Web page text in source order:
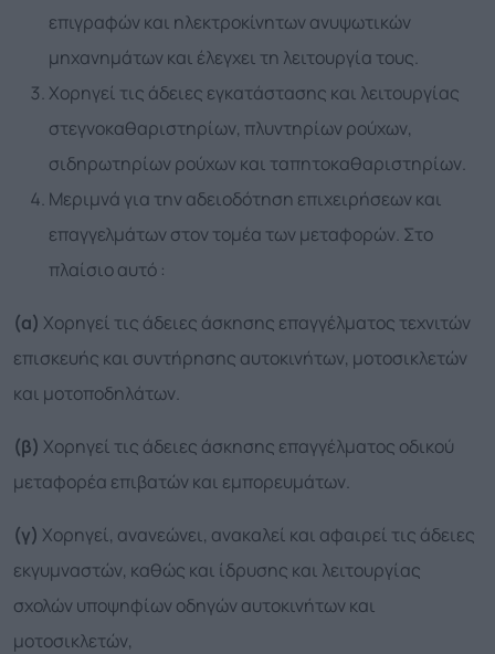
επιγραφών και ηλεκτροκίνητων ανυψωτικών
μηχανημάτων και έλεγχει τη λειτουργία τους.
Χορηγεί τις άδειες εγκατάστασης και λειτουργίας
στεγνοκαθαριστηρίων, πλυντηρίων ρούχων,
σιδηρωτηρίων ρούχων και ταπητοκαθαριστηρίων.
Μεριμνά για την αδειοδότηση επιχειρήσεων και
επαγγελμάτων στον τομέα των μεταφορών. Στο
πλαίσιο αυτό :
(α) Χορηγεί τις άδειες άσκησης επαγγέλματος τεχνιτών
επισκευής και συντήρησης αυτοκινήτων, μοτοσικλετών
και μοτοποδηλάτων.
(β) Χορηγεί τις άδειες άσκησης επαγγέλματος οδικού
μεταφορέα επιβατών και εμπορευμάτων.
(γ) Χορηγεί, ανανεώνει, ανακαλεί και αφαιρεί τις άδειες
εκγυμναστών, καθώς και ίδρυσης και λειτουργίας
σχολών υποψηφίων οδηγών αυτοκινήτων και
μοτοσικλετών,